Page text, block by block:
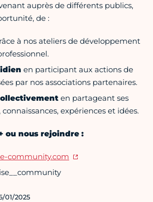
auprès de différents publics,
de :
à nos ateliers de développement
en participant aux actions de
par nos associations partenaires.
en partageant ses
expériences et idées.
ou nous rejoindre :
community.com
01/2025